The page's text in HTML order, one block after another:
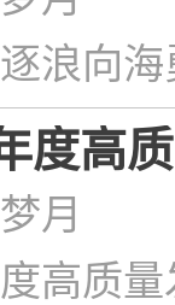
浪向
度高
月
高质